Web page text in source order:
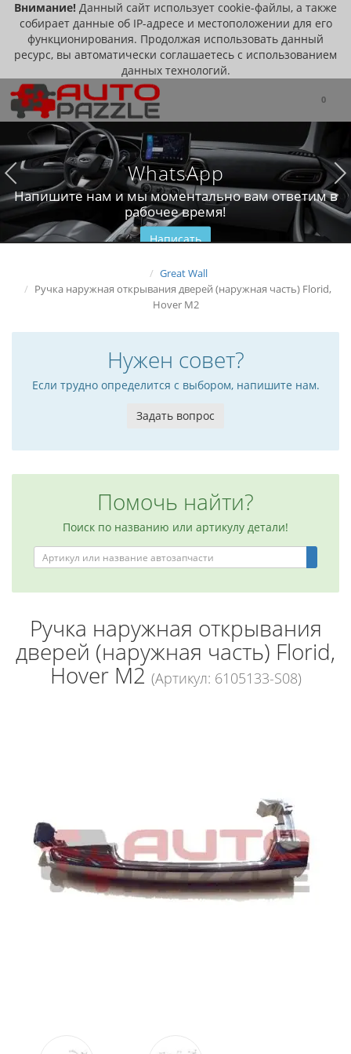
Внимание! Данный сайт использует cookie-файлы, а также
собирает данные об IP-адресе и местоположении для его
функционирования. Продолжая использовать данный
ресурс, вы автоматически соглашаетесь с использованием
данных технологий.
0
WhatsApp
Напишите нам и мы моментально вам ответим в
рабочее время!
Написать
Great Wall
Ручка наружная открывания дверей (наружная часть) Florid,
Hover M2
Нужен совет?
Если трудно определится с выбором, напишите нам.
Задать вопрос
Помочь найти?
Поиск по названию или артикулу детали!
Ручка наружная открывания
дверей (наружная часть) Florid,
Hover M2 (Артикул: 6105133-S08)